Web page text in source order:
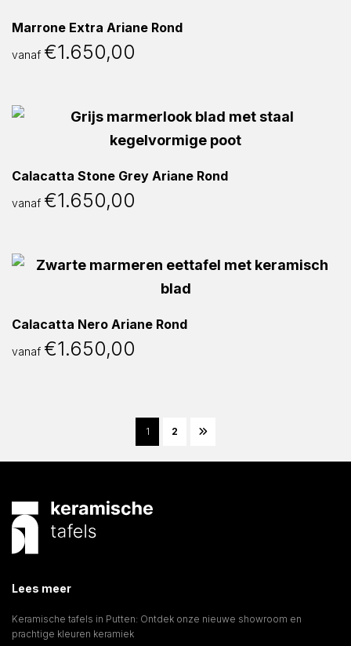
Marrone Extra Ariane Rond
vanaf €1.650,00
Calacatta Stone Grey Ariane Rond
vanaf €1.650,00
Calacatta Nero Ariane Rond
vanaf €1.650,00
1 2
Lees meer
Keramische tafels in Putten: Ontdek onze nieuwe showroom en
prachtige kleuren keramiek